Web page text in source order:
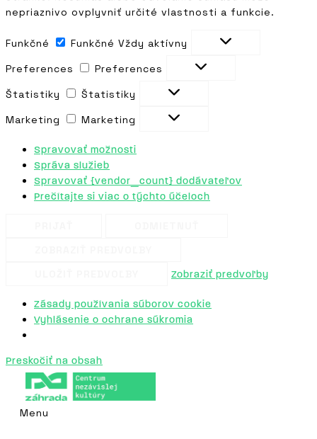
nepriaznivo ovplyvniť určité vlastnosti a funkcie.
Funkčné Funkčné Vždy aktívny
Preferences
Preferences
Štatistiky
Štatistiky
Marketing
Marketing
Spravovať možnosti
Správa služieb
Spravovať {vendor_count} dodávateľov
Prečítajte si viac o týchto účeloch
Zobraziť predvoľby
Zásady používania súborov cookie
Vyhlásenie o ochrane súkromia
Preskočiť na obsah
Menu